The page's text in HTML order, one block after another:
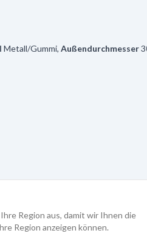
Metall/Gummi, Außendurchmesser
Region aus, damit wir Ihnen die
Region anzeigen können.